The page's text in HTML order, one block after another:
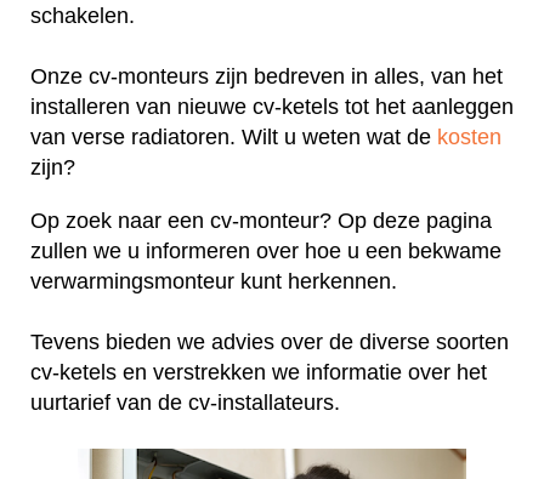
schakelen.
Onze cv-monteurs zijn bedreven in alles, van het
installeren van nieuwe cv-ketels tot het aanleggen
van verse radiatoren. Wilt u weten wat de kosten
zijn?
Op zoek naar een cv-monteur? Op deze pagina
zullen we u informeren over hoe u een bekwame
verwarmingsmonteur kunt herkennen.
Tevens bieden we advies over de diverse soorten
cv-ketels en verstrekken we informatie over het
uurtarief van de cv-installateurs.